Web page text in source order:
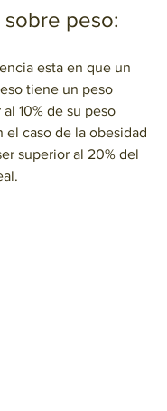
peso:
esta en que un
tiene un peso
10% de su peso
el caso de la obesidad
superior al 20% del